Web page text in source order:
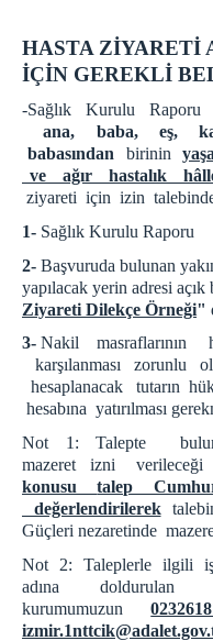
HASTA ZİYARETİ
İÇİN GEREKLİ
-Sağlık Kurulu
ana, baba, eş,
babasından
birinin
ve ağır hastalık
ziyareti için izin
1- Sağlık Kurulu Raporu
2- Başvuruda bulunan
yapılacak yerin adresi
Ziyareti Dilekçe Örneği"
3- Nakil masraflarının
karşılanması zorunlu
hesaplanacak tutarın
hesabına yatırılması
Not 1: Talepte
mazeret izni
konusu
talep
değerlendirilerek
Güçleri nezaretinde
Not 2: Taleplerle ilgili
adına doldurulan
kurumumuzun